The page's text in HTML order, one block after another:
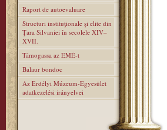
Raport de autoevaluare
Structuri instituţionale şi elite din
Ţara Silvaniei în secolele XIV–
XVII.
Támogassa az EMÉ-t
Balaur bondoc
Az Erdélyi Múzeum-Egyesület
adatkezelési irányelvei